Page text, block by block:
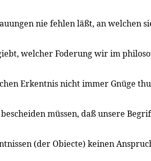
nie fehlen läßt, an welchen
welcher Foderung wir im
Erkentnis nicht immer Gnüge
müssen, daß unsere
(der Obiecte) keinen